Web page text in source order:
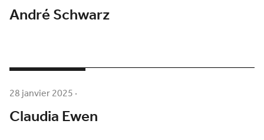
André Schwarz
28 janvier 2025·
Claudia Ewen